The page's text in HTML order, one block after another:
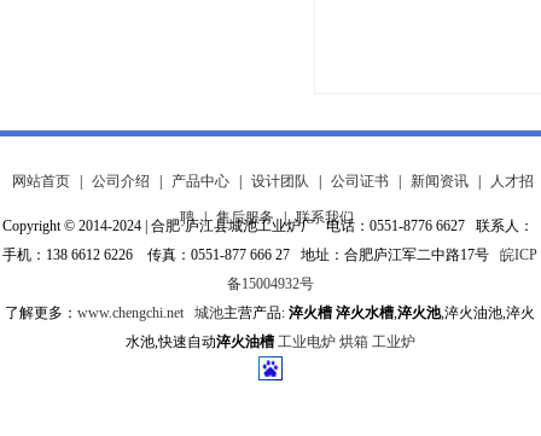
网站首页 公司介绍 产品中心 设计团队 公司证书 新闻资讯 人才招
聘 | 售后服务 | 联系我们
Copyright © 2014-2024 | 合肥·庐江县城池工业炉厂 电话：0551-8776 6627 联系人：
手机：138 6612 6226 传真：0551-877 666 27 地址：合肥庐江军二中路17号皖ICP
备15004932号
了解更多：www.chengchi.net 城池主营产品:淬火槽 淬火水槽,淬火池,淬火油池,淬火
水池,快速自动淬火油槽 工业电炉 烘箱 工业炉